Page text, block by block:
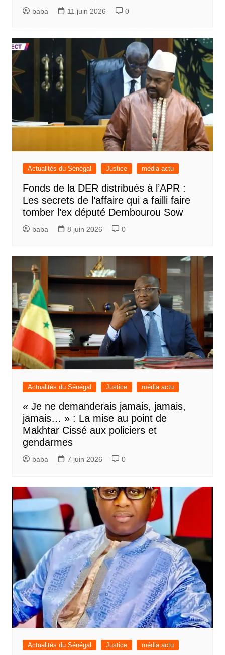
baba 11 juin 2026 0
Actualités du Sénégal Justice média actu
Fonds de la DER distribués à l’APR :
Les secrets de l’affaire qui a failli faire
tomber l’ex député Dembourou Sow
baba 8 juin 2026 0
Actualités du Sénégal Justice média actu
« Je ne demanderais jamais, jamais,
jamais… » : La mise au point de
Makhtar Cissé aux policiers et
gendarmes
baba 7 juin 2026 0
Actualités du Sénégal Justice média actu